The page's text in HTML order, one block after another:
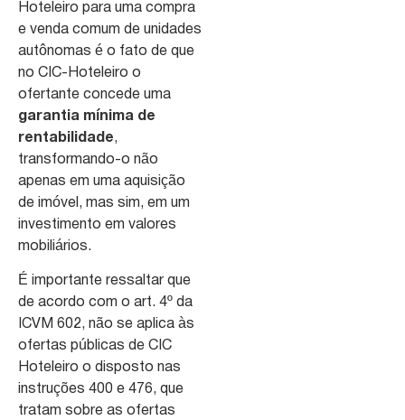
Hoteleiro para uma compra
e venda comum de unidades
autônomas é o fato de que
no CIC-Hoteleiro o
ofertante concede uma
garantia mínima de
rentabilidade,
transformando-o não
apenas em uma aquisição
de imóvel, mas sim, em um
investimento em valores
mobiliários.
É importante ressaltar que
de acordo com o art. 4º da
ICVM 602, não se aplica às
ofertas públicas de CIC
Hoteleiro o disposto nas
instruções 400 e 476, que
tratam sobre as ofertas